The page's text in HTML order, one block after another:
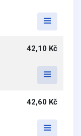
42,10 Kč
42,60 Kč